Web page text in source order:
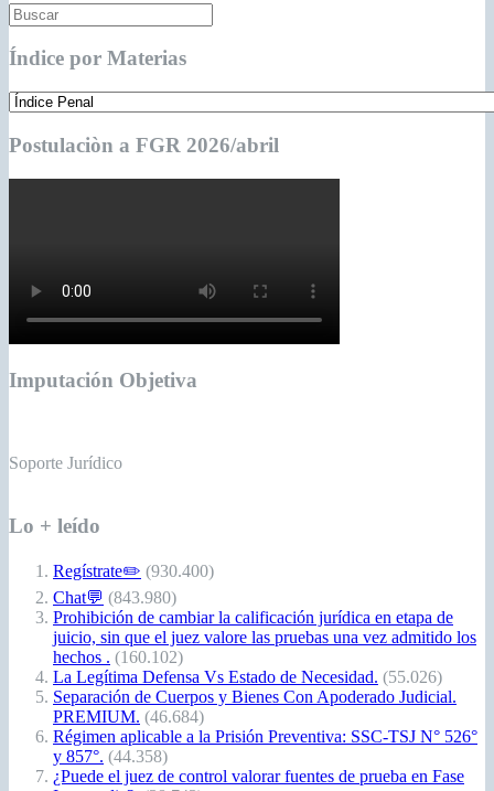
Índice por Materias
Postulaciòn a FGR 2026/abril
Imputación Objetiva
Soporte Jurídico
Lo + leído
Regístrate✏️ (930.400)
Chat💬 (843.980)
Prohibición de cambiar la calificación jurídica en etapa de
juicio, sin que el juez valore las pruebas una vez admitido los
hechos . (160.102)
La Legítima Defensa Vs Estado de Necesidad. (55.026)
Separación de Cuerpos y Bienes Con Apoderado Judicial.
PREMIUM. (46.684)
Régimen aplicable a la Prisión Preventiva: SSC-TSJ N° 526°
y 857°. (44.358)
¿Puede el juez de control valorar fuentes de prueba en Fase